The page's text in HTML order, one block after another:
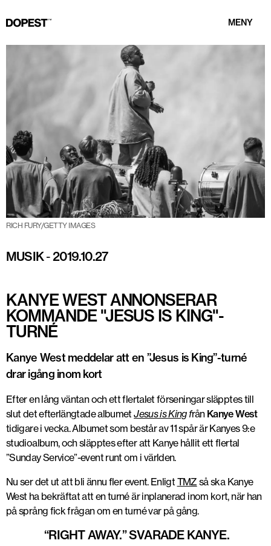
MENY
RICH FURY/GETTY IMAGES
MUSIK-2019.10.27
KANYE WEST ANNONSERAR
KOMMANDE "JESUS IS KING"-
TURNÉ
Kanye West meddelar att en ”Jesus is King”-turné
drar igång inom kort
Efter en lång väntan och ett flertalet förseningar släpptes till
slut det efterlängtade albumetJesus is Kingfrån Kanye West
tidigare i vecka. Albumet som består av 11 spår är Kanyes 9:e
studioalbum, och släpptes efter att Kanye hållit ett flertal
”Sunday Service”-event runt om i världen.
Nu ser det ut att bli ännu fler event. Enligt TMZ så ska Kanye
West ha bekräftat att en turné är inplanerad inom kort, när han
på språng fick frågan om en turné var på gång.
“RIGHT AWAY.” SVARADE KANYE.